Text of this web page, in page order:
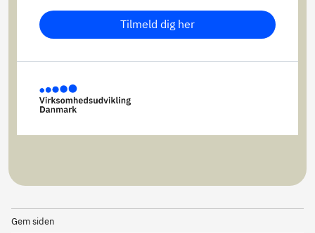
Tilmeld dig her
Gem siden